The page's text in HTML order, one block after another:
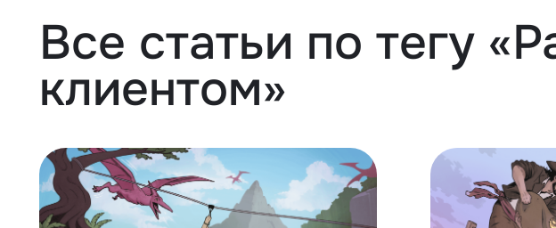
Все статьи по тегу
клиентом»